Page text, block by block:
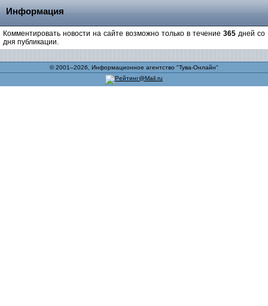
Информация
Комментировать новости на сайте возможно только в течение 365 дней со
дня публикации.
© 2001–2026, Информационное агентство "Тува-Онлайн"